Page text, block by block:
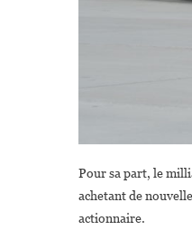
Pour sa part, le
achetant de
actionnaire.